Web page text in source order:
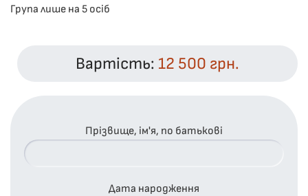
Група лише на 5 осіб
Вартість: 12 500 грн.
Прізвище, ім'я, по батькові
Дата народження